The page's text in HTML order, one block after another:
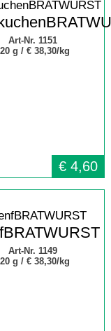
Art-Nr. 1151
g /€ 38,30/kg
€ 4,60
Art-Nr. 1149
g /€ 38,30/kg